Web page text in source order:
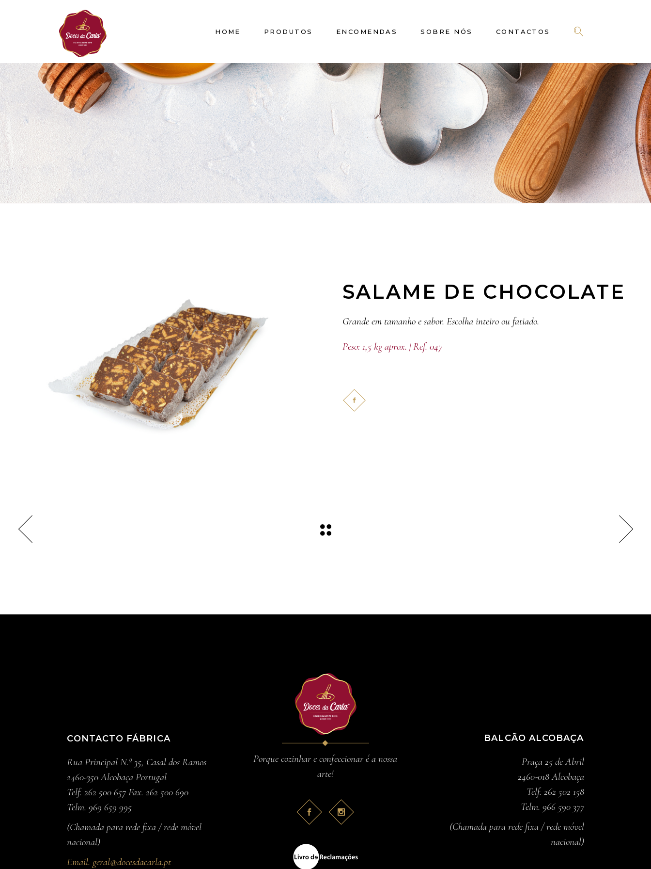
HOME PRODUTOS ENCOMENDAS SOBRE NÓS CONTACTOS
SALAME DE CHOCOLATE
Grande em tamanho e sabor. Escolha inteiro ou fatiado.
Peso: 1,5 kg aprox. | Ref. 047
CONTACTO FÁBRICA
Rua Principal N.º 35, Casal dos Ramos
2460-350 Alcobaça Portugal
Telf. 262 500 657 Fax. 262 500 690
Telm. 969 659 995
(Chamada para rede fixa / rede móvel
nacional)
Email. geral@docesdacarla.pt
Porque cozinhar e confeccionar é a nossa
arte!
BALCÃO ALCOBAÇA
Praça 25 de Abril
2460-018 Alcobaça
Telf. 262 502 158
Telm. 966 590 377
(Chamada para rede fixa / rede móvel
nacional)